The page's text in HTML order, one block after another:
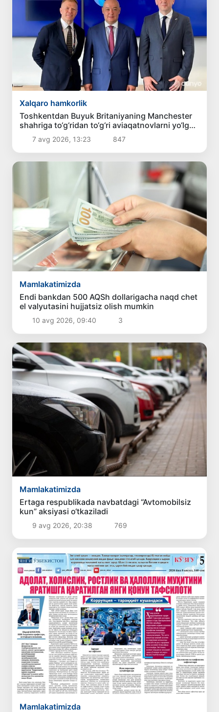
Xalqaro hamkorlik
Toshkentdan Buyuk Britaniyaning Manchester
shahriga to‘g‘ridan to‘g‘ri aviaqatnovlarni yo‘lga
qo‘yish masalasi ko‘rib chiqilmoqda
7 avg 2026, 13:23 847
Mamlakatimizda
Endi bankdan 500 AQSh dollarigacha naqd chet
el valyutasini hujjatsiz olish mumkin
10 avg 2026, 09:40 3
Mamlakatimizda
Ertaga respublikada navbatdagi “Avtomobilsiz
kun” aksiyasi o‘tkaziladi
9 avg 2026, 20:38 769
Mamlakatimizda